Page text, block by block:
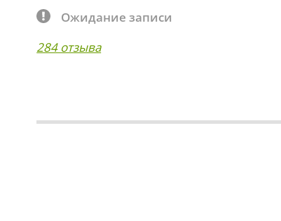
Ожидание записи
284 отзыва